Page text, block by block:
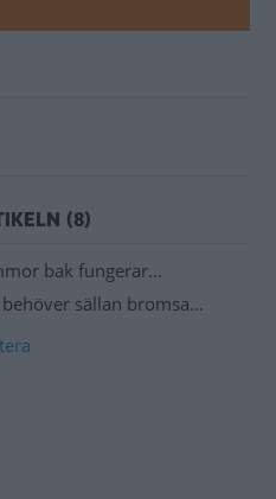
(8)
bak fungerar…
sällan bromsa…